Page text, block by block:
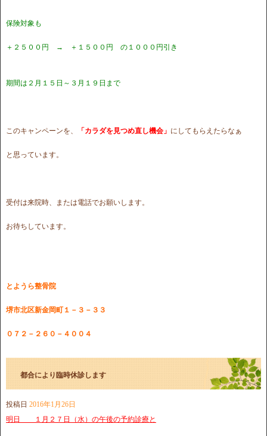
保険対象も
＋２５００円 → ＋１５００円 の１０００円引き
期間は２月１５日～３月１９日まで
このキャンペーンを、 「カラダを見つめ直し機会」 にしてもらえたらなぁ
と思っています。
受付は来院時、または電話でお願いします。
お待ちしています。
とようら整骨院
堺市北区新金岡町１－３－３３
０７２－２６０－４００４
都合により臨時休診します
投稿日 2016年1月26日
明日 １月２７日（水）の午後の予約診療と